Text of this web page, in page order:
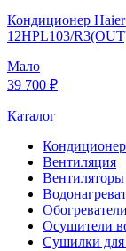
Кондиционер
12HPL103/
Мало
39 700 ₽
Каталог
Вентиляция
Вентиляторы
Обогреватели
Осушители
Сушилки для